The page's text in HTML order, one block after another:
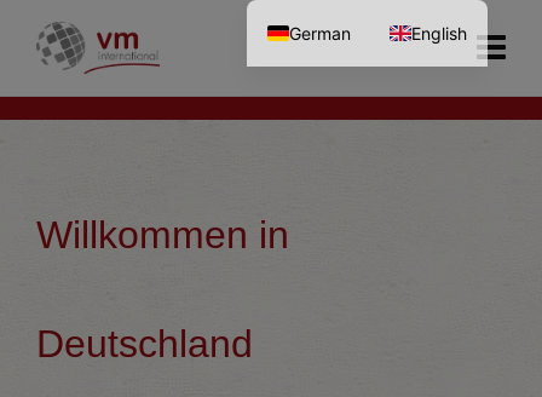
Willkommen in
Deutschland
German English